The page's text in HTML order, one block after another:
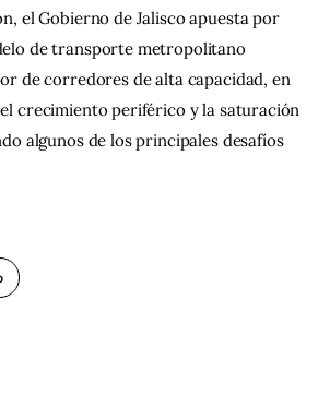
el Gobierno de Jalisco apuesta por
de transporte metropolitano
de corredores de alta capacidad, en
crecimiento periférico y la saturación
algunos de los principales desafíos